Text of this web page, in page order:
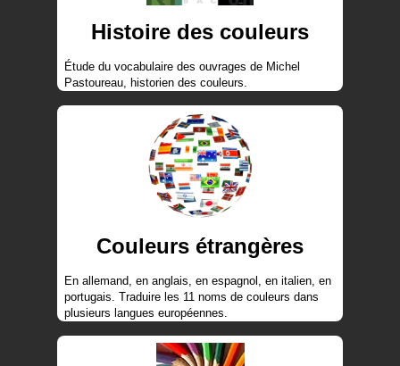
Histoire des couleurs
Étude du vocabulaire des ouvrages de Michel
Pastoureau, historien des couleurs.
Couleurs étrangères
En allemand, en anglais, en espagnol, en italien, en
portugais. Traduire les 11 noms de couleurs dans
plusieurs langues européennes.